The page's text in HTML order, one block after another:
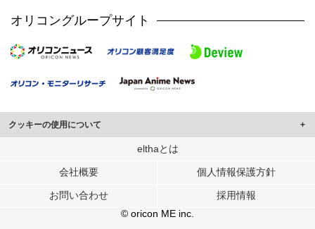
オリコングループサイト
クッキーの使用について
このサイトでは Cookie を使用して、ユーザーに合わせたコンテンツや広告の
行っています。
メディアや広告配信、データ解析の各パートナーに提供しています。
各パートナーは、この情報とユーザーが各パートナーに提供した他の情報や、
ユーザーが各パートナーのサービスを使用したときに収集した他の情報を組み
elthaとは
会社概要 個人情報保護方針
お問い合わせ
採用情報
© oricon ME inc.